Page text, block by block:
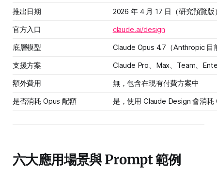
推出日期
2026 年 4 月 17 日（研究預覽版
官方入口
claude.ai/design
底層模型
Claude Opus 4.7（Anthropic 目
支援方案
Claude Pro、Max、Team、
額外費用
無，包含在現有付費方案中
是否消耗 Opus 配額
是，使用 Claude Design 會消
六大應用場景與 Prompt 範例